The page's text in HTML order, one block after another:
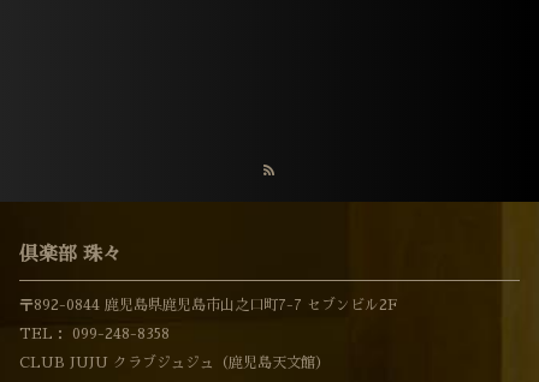
倶楽部 珠々
〒892-0844 鹿児島県鹿児島市山之口町7-7 セブンビル2F
TEL：
099-248-8358
CLUB JUJU クラブジュジュ（鹿児島天文館）